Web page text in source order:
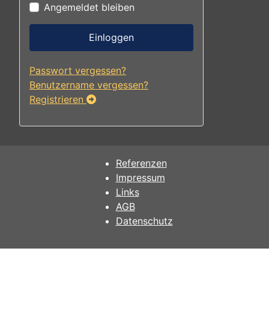
Angemeldet bleiben
Einloggen
Passwort vergessen?
Benutzername vergessen?
Registrieren
Referenzen
Impressum
Links
AGB
Datenschutz